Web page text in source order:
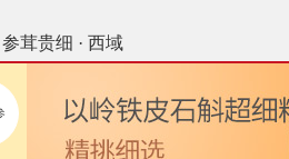
参茸贵细 · 西域